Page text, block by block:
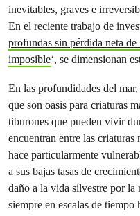
inevitables, graves e
En el reciente trabajo de
profundas sin pérdida neta
imposible‘, se dimensionan
En las profundidades del
que son oasis para criaturas
tiburones que pueden vivir
encuentran entre las
hace particularmente
a sus bajas tasas de
daño a la vida silvestre por la
siempre en escalas de tiempo